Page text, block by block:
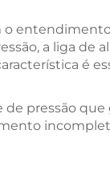
o
a liga de
é
pressão